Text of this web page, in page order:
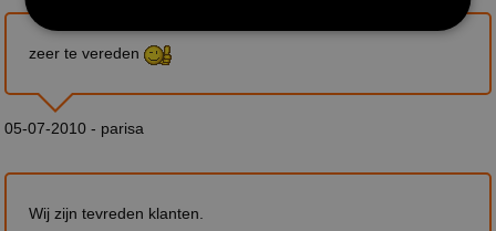
zeer te vereden
05-07-2010 - parisa
Wij zijn tevreden klanten.